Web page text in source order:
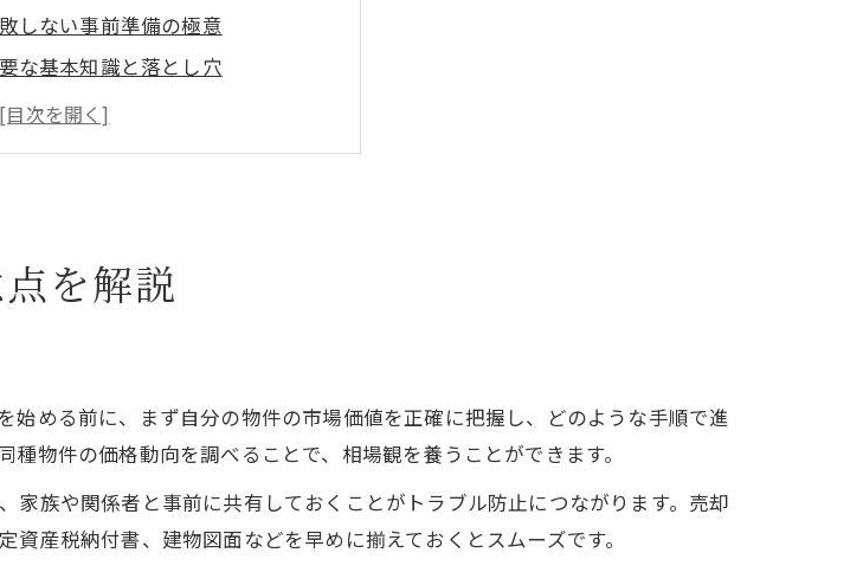
しない事前準備の極意
な基本知識と落とし穴
不動産売却の流れと注意点
ットデメリットを正しく理解
タブーが引き起こす損失とは
実現する公正な不動産売却
るあんこの意味と役割を解説
を解説
める前に、まず自分の物件の市場価値を正確に把握し、どのような手順で進
物件の価格動向を調べることで、相場観を養うことができます。
族や関係者と事前に共有しておくことがトラブル防止につながります。売却
産税納付書、建物図面などを早めに揃えておくとスムーズです。